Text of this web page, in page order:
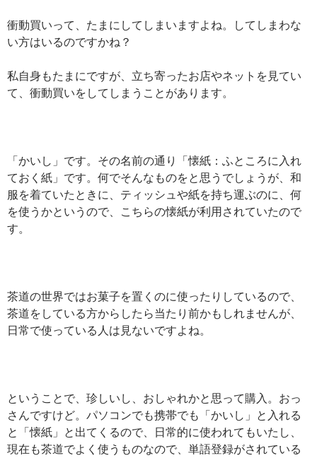
衝動買いって、たまにしてしまいますよね。してしまわな
い方はいるのですかね？
私自身もたまにですが、立ち寄ったお店やネットを見てい
て、衝動買いをしてしまうことがあります。
「かいし」です。その名前の通り「懐紙：ふところに入れ
ておく紙」です。何でそんなものをと思うでしょうが、和
服を着ていたときに、ティッシュや紙を持ち運ぶのに、何
を使うかというので、こちらの懐紙が利用されていたので
す。
茶道の世界ではお菓子を置くのに使ったりしているので、
茶道をしている方からしたら当たり前かもしれませんが、
日常で使っている人は見ないですよね。
ということで、珍しいし、おしゃれかと思って購入。おっ
さんですけど。パソコンでも携帯でも「かいし」と入れる
と「懐紙」と出てくるので、日常的に使われてもいたし、
現在も茶道でよく使うものなので、単語登録がされている